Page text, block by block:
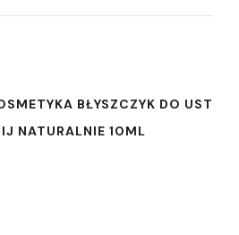
BŁYSZCZYK DO UST
NATURALNIE 10ML